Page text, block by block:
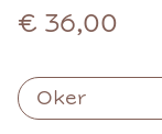
€ 36,00